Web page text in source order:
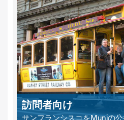
訪問者向け
サンフランシスコをMuniの公